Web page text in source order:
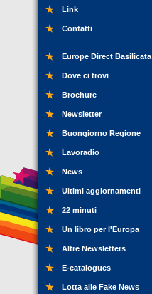
Link
Contatti
Europe Direct Basilicata
Dove ci trovi
Brochure
Newsletter
Buongiorno Regione
Lavoradio
News
Ultimi aggiornamenti
22 minuti
Un libro per l'Europa
Altre Newsletters
E-catalogues
Lotta alle Fake News